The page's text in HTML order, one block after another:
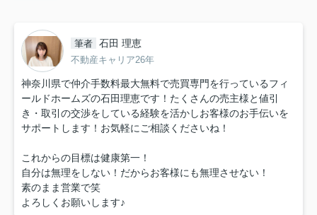
筆者 石田 理恵
不動産キャリア26年
神奈川県で仲介手数料最大無料で売買専門を行っているフィ
ールドホームズの石田理恵です！たくさんの売主様と値引
き・取引の交渉をしている経験を活かしお客様のお手伝いを
サポートします！お気軽にご相談くださいね！
これからの目標は健康第一！
自分は無理をしない！だからお客様にも無理させない！
素のまま営業で笑
よろしくお願いします♪